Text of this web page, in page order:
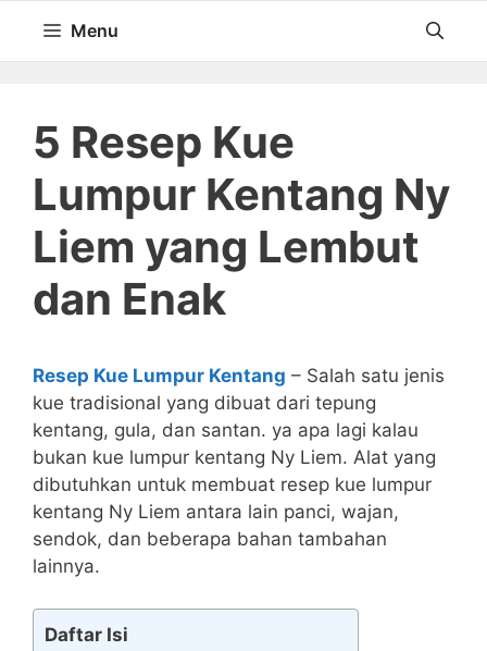
isi
Menu
5 Resep Kue
Lumpur Kentang Ny
Liem yang Lembut
dan Enak
Resep Kue Lumpur Kentang – Salah satu jenis
kue tradisional yang dibuat dari tepung
kentang, gula, dan santan. ya apa lagi kalau
bukan kue lumpur kentang Ny Liem. Alat yang
dibutuhkan untuk membuat resep kue lumpur
kentang Ny Liem antara lain panci, wajan,
sendok, dan beberapa bahan tambahan
lainnya.
Daftar Isi